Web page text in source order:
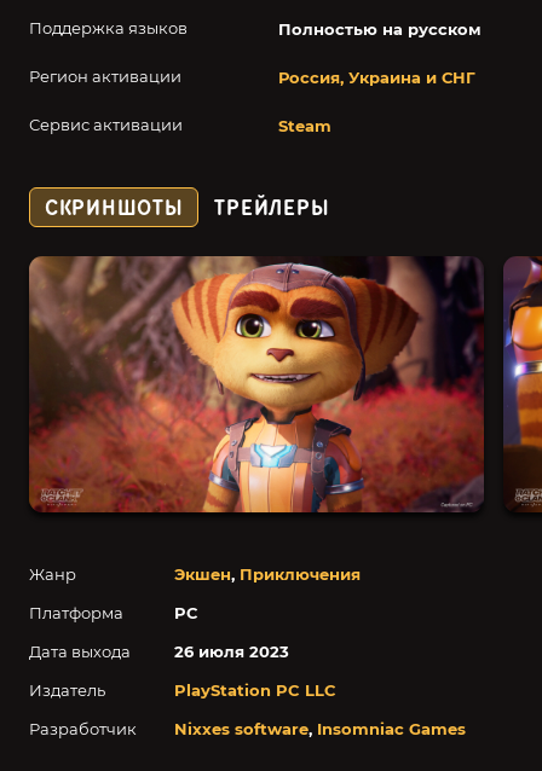
Поддержка языков Полностью на русском
Регион активации Россия, Украина и СНГ
Сервис активации Steam
Жанр Экшен, Приключения
Платформа
PC
Дата выхода
26 июля 2023
Издатель
PlayStation PC LLC
Разработчик
Nixxes software, Insomniac Games
СКРИНШОТЫ ТРЕЙЛЕРЫ